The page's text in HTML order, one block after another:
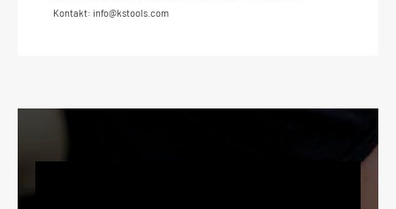
Kontakt: info@kstools.com